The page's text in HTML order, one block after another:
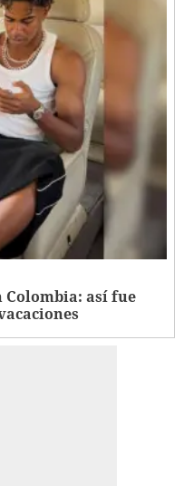
Colombia: así fue